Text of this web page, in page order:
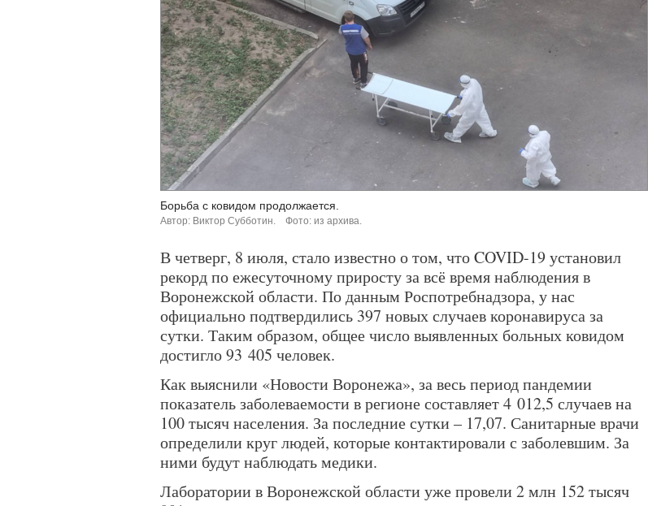
Борьба с ковидом продолжается.
Автор: Виктор Субботин. Фото: из архива.
В четверг, 8 июля, стало известно о том, что COVID-19 установил
рекорд по ежесуточному приросту за всё время наблюдения в
Воронежской области. По данным Роспотребнадзора, у нас
официально подтвердились 397 новых случаев коронавируса за
сутки. Таким образом, общее число выявленных больных ковидом
достигло 93 405 человек.
Как выяснили «Новости Воронежа», за весь период пандемии
показатель заболеваемости в регионе составляет 4 012,5 случаев на
100 тысяч населения. За последние сутки – 17,07. Санитарные врачи
определили круг людей, которые контактировали с заболевшим. За
ними будут наблюдать медики.
Лаборатории в Воронежской области уже провели 2 млн 152 тысяч